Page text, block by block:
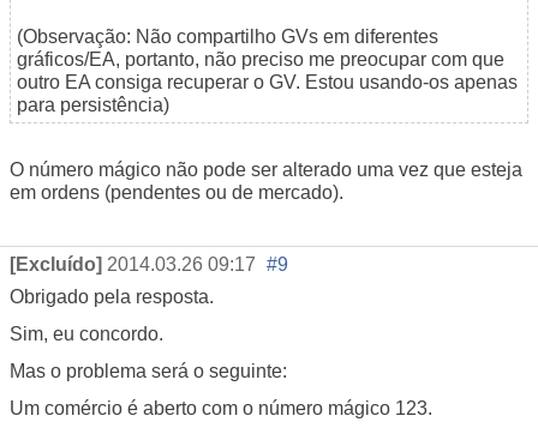
(Observação: Não compartilho GVs em diferentes
gráficos/EA, portanto, não preciso me preocupar com que
outro EA consiga recuperar o GV. Estou usando-os apenas
para persistência)
O número mágico não pode ser alterado uma vez que esteja
em ordens (pendentes ou de mercado).
[Excluído] 2014.03.26 09:17 #9
Obrigado pela resposta.
Sim, eu concordo.
Mas o problema será o seguinte:
Um comércio é aberto com o número mágico 123.